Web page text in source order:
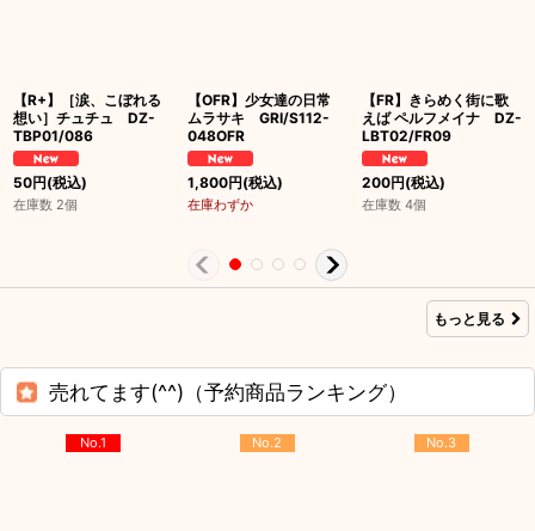
【R+】［涙、こぼれる
想い］チュチュ DZ-
TBP01/086
50円(税込)
在庫数 2個
【OFR】少女達の日常
ムラサキ GRI/S112-
048OFR
1,800円(税込)
在庫わずか
【FR】きらめく街に歌
えば ペルフメイナ DZ-
LBT02/FR09
200円(税込)
在庫数 4個
もっと見る
売れてます(^^)（予約商品ランキング）
No.1 No.2 No.3